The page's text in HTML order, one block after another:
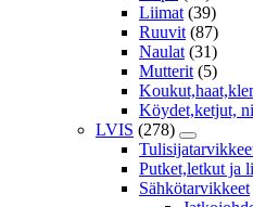
Liimat (39)
Ruuvit (87)
Naulat (31)
Mutterit (5)
Köydet,ketjut,
LVIS (278)
Putket,letkut ja
Sähkötarvikkeet